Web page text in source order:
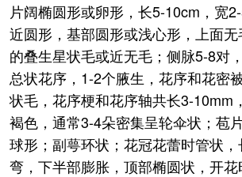
片阔椭圆形或卵形，长5-10cm，宽
近圆形，基部圆形或浅心形，上面
的叠生星状毛或近无毛；侧脉5-8对
总状花序，1-2个腋生，花序和花密
状毛，花序梗和花序轴共长3-10mm
褐色，通常3-4朵密集呈轮伞状；苞
球形；副萼环状；花冠花蕾时管状
弯，下半部膨胀，顶部椭圆状，开